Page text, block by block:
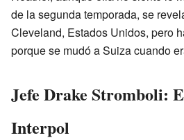
de la segunda temporada, se
Cleveland, Estados Unidos, pero
porque se mudó a Suiza cuando
Jefe Drake Stromboli:
Interpol